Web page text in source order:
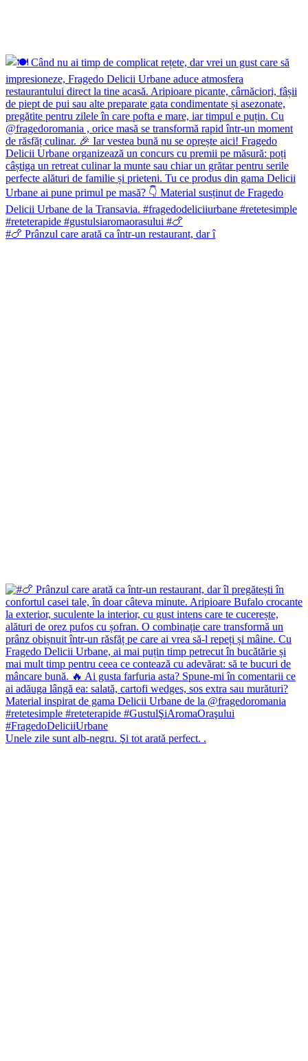
#🍗 Prânzul care arată ca într-un restaurant, dar î
Unele zile sunt alb-negru. Şi tot arată perfect. .